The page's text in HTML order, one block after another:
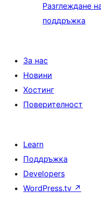
Разглеждане
поддръжка
За нас
Новини
Хостинг
Поверителност
Learn
Поддръжка
Developers
WordPress.tv ↗